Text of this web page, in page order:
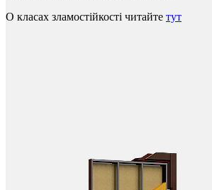
О класах зламостійкості читайте тут